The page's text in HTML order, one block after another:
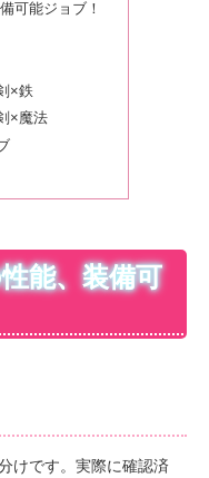
可能ジョブ！
×鉄
×魔法
能、装備可
けです。実際に確認済